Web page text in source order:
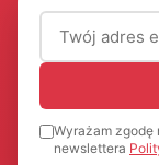
Adres email
Wyrażam
newslettera